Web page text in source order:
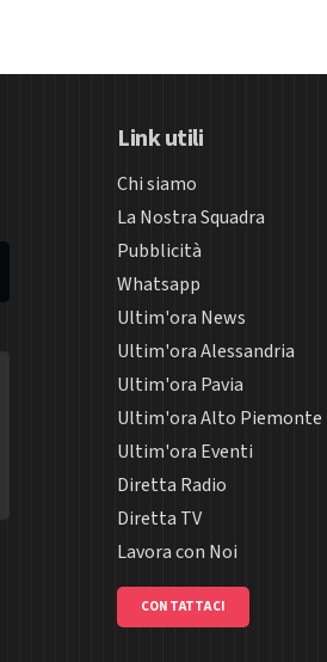
Link utili
Chi siamo
La Nostra Squadra
Pubblicità
Whatsapp
Ultim'ora News
Ultim'ora Alessandria
Ultim'ora Pavia
Ultim'ora Alto Piemonte
Ultim'ora Eventi
Diretta Radio
Diretta TV
Lavora con Noi
CONTATTACI